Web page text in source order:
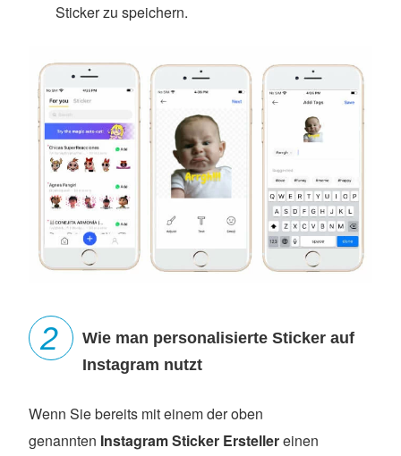
Sticker zu speichern.
Wie man personalisierte Sticker auf
Instagram nutzt
Wenn Sie bereits mit einem der oben
genannten Instagram Sticker Erstellereinen